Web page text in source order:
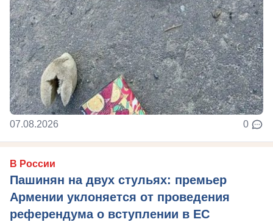
07.08.2026 0
В России
Пашинян на двух стульях: премьер
Армении уклоняется от проведения
референдума о вступлении в ЕС